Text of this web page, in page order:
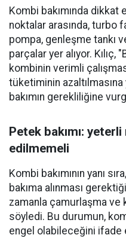
Kombi bakımında dikkat
noktalar arasında, turbo
pompa, genleşme tankı
parçalar yer alıyor. Kılıç,
kombinin verimli
tüketiminin azaltılmasına
bakımın gerekliliğine
Petek bakımı: yeterli
edilmemeli
Kombi bakımının yanı
bakıma alınması
zamanla çamurlaşma ve
söyledi. Bu durumun,
engel olabileceğini ifade